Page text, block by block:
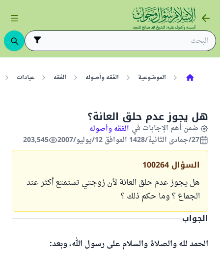
الموضوعية الفقه وأصوله الفقه عبادات
هل يجوز عدم حلق العانة؟
ضمن أهم الإجابات في الفقه وأصوله
27/جمادى الثانية/1428 الموافق 12/يوليو/2007
203,545
السؤال 100264
هل يجوز عدم حلق العانة لأن زوجتي تستمتع أكثر عند
الجماع ؟ وما حكم ذلك ؟
الجواب
الحمد لله والصلاة والسلام على رسول الله، وبعد: